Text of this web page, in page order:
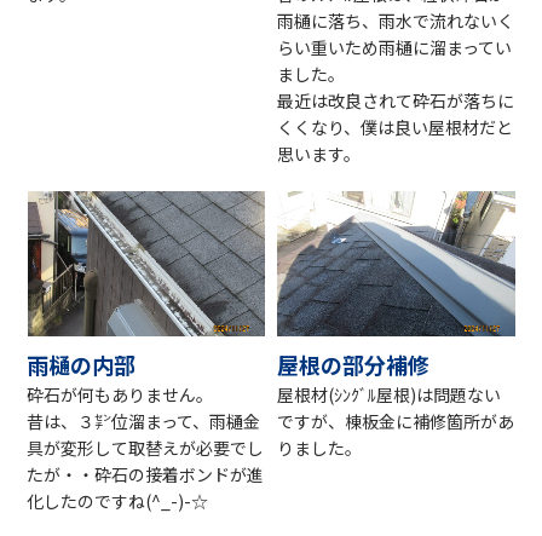
雨樋に落ち、雨水で流れないく
らい重いため雨樋に溜まってい
ました。
最近は改良されて砕石が落ちに
くくなり、僕は良い屋根材だと
思います。
雨樋の内部
砕石が何もありません。
昔は、３㌢位溜まって、雨樋金
具が変形して取替えが必要でし
たが・・砕石の接着ボンドが進
化したのですね(^_-)-☆
屋根の部分補修
屋根材(ｼﾝｸﾞﾙ屋根)は問題ない
ですが、棟板金に補修箇所があ
りました。